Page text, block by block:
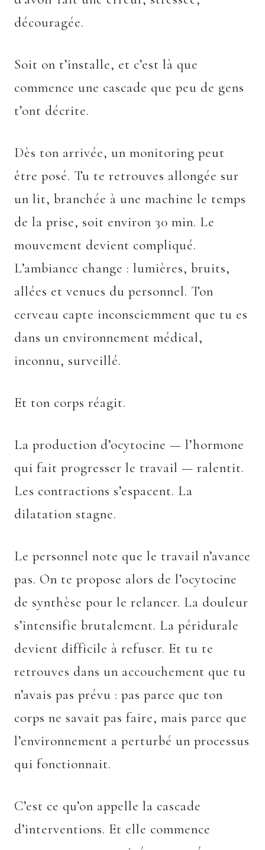
découragée.
Soit on t’installe, et c’est là que
commence une cascade que peu de gens
t’ont décrite.
Dès ton arrivée, un monitoring peut
être posé. Tu te retrouves allongée sur
un lit, branchée à une machine le temps
de la prise, soit environ 30 min. Le
mouvement devient compliqué.
L’ambiance change : lumières, bruits,
allées et venues du personnel. Ton
cerveau capte inconsciemment que tu es
dans un environnement médical,
inconnu, surveillé.
Et ton corps réagit.
La production d’ocytocine — l’hormone
qui fait progresser le travail — ralentit.
Les contractions s’espacent. La
dilatation stagne.
Le personnel note que le travail n’avance
pas. On te propose alors de l’ocytocine
de synthèse pour le relancer. La douleur
s’intensifie brutalement. La péridurale
devient difficile à refuser. Et tu te
retrouves dans un accouchement que tu
n’avais pas prévu : pas parce que ton
corps ne savait pas faire, mais parce que
l’environnement a perturbé un processus
qui fonctionnait.
C’est ce qu’on appelle la cascade
d’interventions. Et elle commence